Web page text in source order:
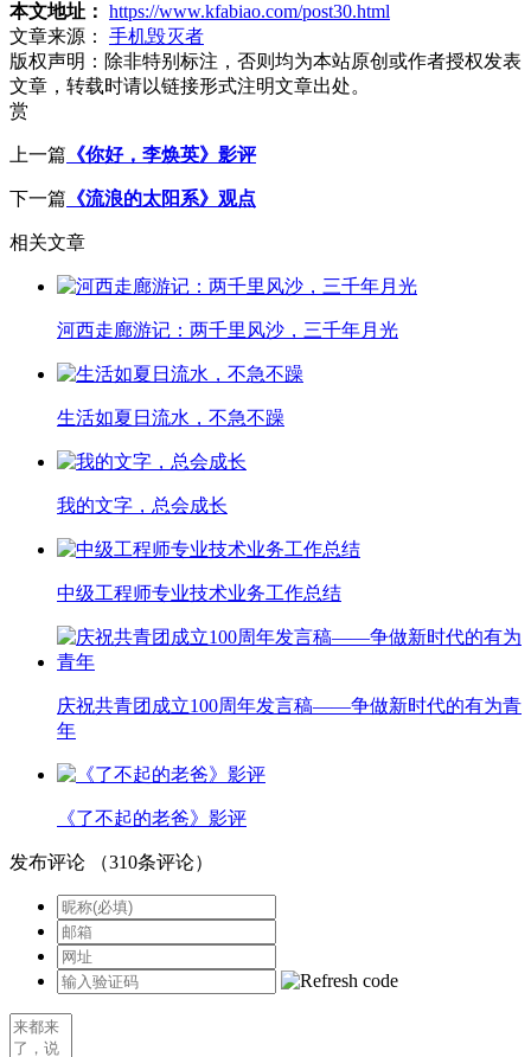
本文地址： https://www.kfabiao.com/post30.html
文章来源：
手机毁灭者
版权声明： 除非特别标注，否则均为本站原创或作者授权发表
文章，转载时请以链接形式注明文章出处。
赏
上一篇 《你好，李焕英》影评
下一篇 《流浪的太阳系》观点
相关文章
河西走廊游记：两千里风沙，三千年月光
生活如夏日流水，不急不躁
我的文字，总会成长
中级工程师专业技术业务工作总结
庆祝共青团成立100周年发言稿——争做新时代的有为青
年
《了不起的老爸》影评
发布评论 （310条评论）